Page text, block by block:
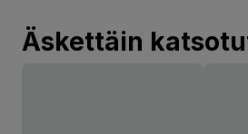
Äskettäin